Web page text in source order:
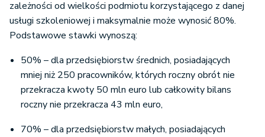
zależności od wielkości podmiotu korzystającego z danej
usługi szkoleniowej i maksymalnie może wynosić 80%.
Podstawowe stawki wynoszą:
50% – dla przedsiębiorstw średnich, posiadających
mniej niż 250 pracowników, których roczny obrót nie
przekracza kwoty 50 mln euro lub całkowity bilans
roczny nie przekracza 43 mln euro,
70% – dla przedsiębiorstw małych, posiadających